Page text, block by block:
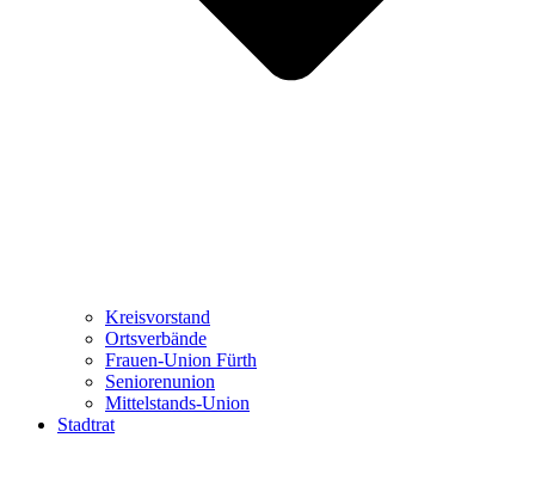
Kreisvorstand
Ortsverbände
Frauen-Union Fürth
Seniorenunion
Mittelstands-Union
Stadtrat